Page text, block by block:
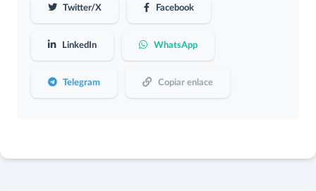
Twitter/X Facebook
LinkedIn WhatsApp
Telegram Copiar enlace